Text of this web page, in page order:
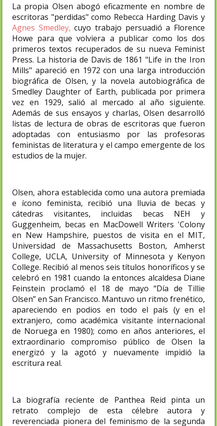
La propia Olsen abogó eficazmente en nombre de
escritoras "perdidas" como Rebecca Harding Davis y
Agnes Smedley, cuyo trabajo persuadió a Florence
Howe para que volviera a publicar como los dos
primeros textos recuperados de su nueva Feminist
Press. La historia de Davis de 1861 "Life in the Iron
Mills" apareció en 1972 con una larga introducción
biográfica de Olsen, y la novela autobiográfica de
Smedley Daughter of Earth, publicada por primera
vez en 1929, salió al mercado al año siguiente.
Además de sus ensayos y charlas, Olsen desarrolló
listas de lectura de obras de escritoras que fueron
adoptadas con entusiasmo por las profesoras
feministas de literatura y el campo emergente de los
estudios de la mujer.
Olsen, ahora establecida como una autora premiada
e ícono feminista, recibió una lluvia de becas y
cátedras visitantes, incluidas becas NEH y
Guggenheim, becas en MacDowell Writers 'Colony
en New Hampshire, puestos de visita en el MIT,
Universidad de Massachusetts Boston, Amherst
College, UCLA, University of Minnesota y Kenyon
College. Recibió al menos seis títulos honoríficos y se
celebró en 1981 cuando la entonces alcaldesa Diane
Feinstein proclamó el 18 de mayo “Día de Tillie
Olsen” en San Francisco. Mantuvo un ritmo frenético,
apareciendo en podios en todo el país (y en el
extranjero, como académica visitante internacional
de Noruega en 1980); como en años anteriores, el
extraordinario compromiso público de Olsen la
energizó y la agotó y nuevamente impidió la
escritura real.
La biografía reciente de Panthea Reid pinta un
retrato complejo de esta célebre autora y
reverenciada pionera del feminismo de la segunda